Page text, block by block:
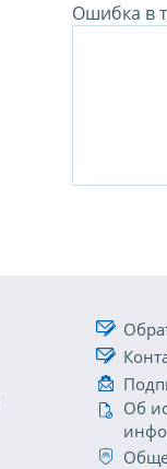
Ошибка в
Об